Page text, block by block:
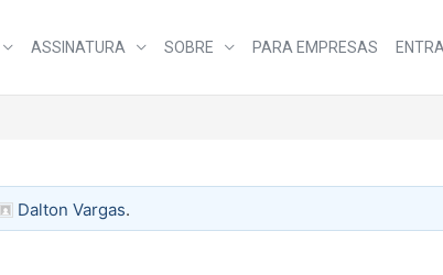
ASSINATURA SOBRE PARA EMPRESAS
Dalton Vargas.